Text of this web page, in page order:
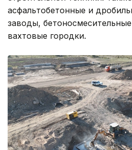
асфальтобетонные и
заводы,
вахтовые городки.